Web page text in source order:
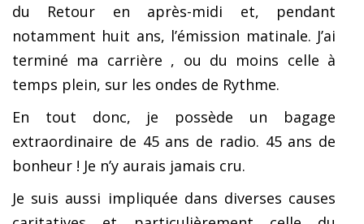
du Retour en après-midi et, pendant
notamment huit ans, l’émission matinale. J’ai
terminé ma carrière , ou du moins celle à
temps plein, sur les ondes de Rythme.
En tout donc, je possède un bagage
extraordinaire de 45 ans de radio. 45 ans de
bonheur ! Je n’y aurais jamais cru.
Je suis aussi impliquée dans diverses causes